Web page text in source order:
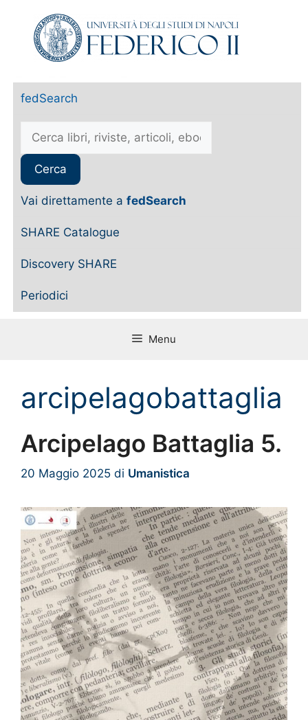
fedSearch
Vai direttamente a fedSearch
SHARE Catalogue
Discovery SHARE
Periodici
Menu
arcipelagobattaglia
Arcipelago Battaglia 5.
20 Maggio 2025 di Umanistica